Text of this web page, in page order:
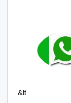
&lt